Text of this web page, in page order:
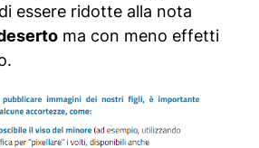
essere ridotte alla nota
ma con meno effetti